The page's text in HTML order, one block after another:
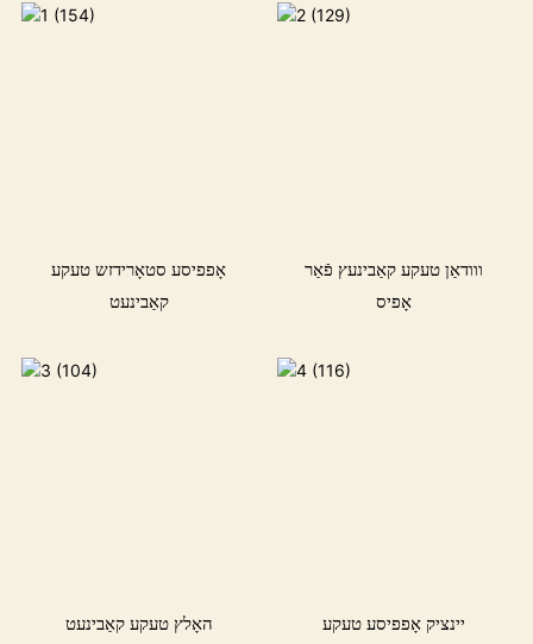
אָפפיסע סטאָרידזש טעקע
קאַבינעט
ווודאַן טעקע קאַבינעץ פֿאַר
אָפיס
האָלץ טעקע קאַבינעט
יינציק אָפפיסע טעקע